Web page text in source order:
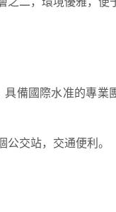
國際水准的專業
交站，交通便利。